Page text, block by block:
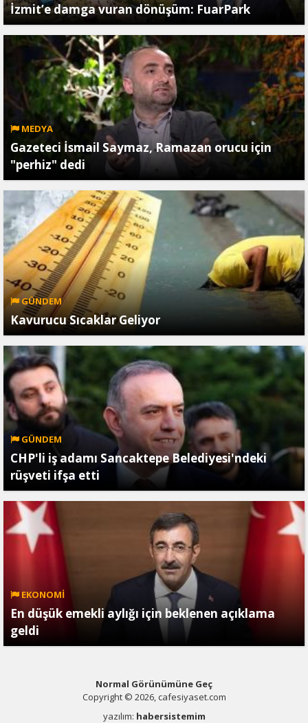
İzmit’e damga vuran dönüşüm: FuarPark
MEDYA
Gazeteci İsmail Saymaz, Ramazan orucu için
"perhiz" dedi
GÜNDEM
Kavurucu Sıcaklar Geliyor
GÜNDEM
CHP'li iş adamı Sancaktepe Belediyesi'ndeki
rüşveti ifşa etti
EKONOMİ
En düşük emekli aylığı için beklenen açıklama
geldi
Normal Görünümüne Geç
Copyright © 2026, cafesiyaset.com
yazılım: habersistemim